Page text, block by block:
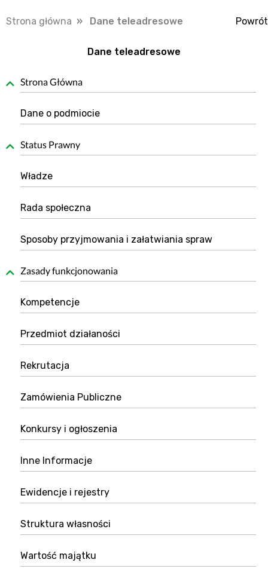
Strona główna » Dane teleadresowe Powrót
Dane teleadresowe
Strona Główna
Dane o podmiocie
Status Prawny
Władze
Rada społeczna
Sposoby przyjmowania i załatwiania spraw
Zasady funkcjonowania
Kompetencje
Przedmiot działaności
Rekrutacja
Zamówienia Publiczne
Konkursy i ogłoszenia
Inne Informacje
Ewidencje i rejestry
Struktura własności
Wartość majątku